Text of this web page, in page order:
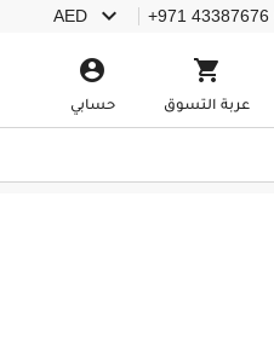
+971 43387676
AED 

عربة التسوق

حسابي